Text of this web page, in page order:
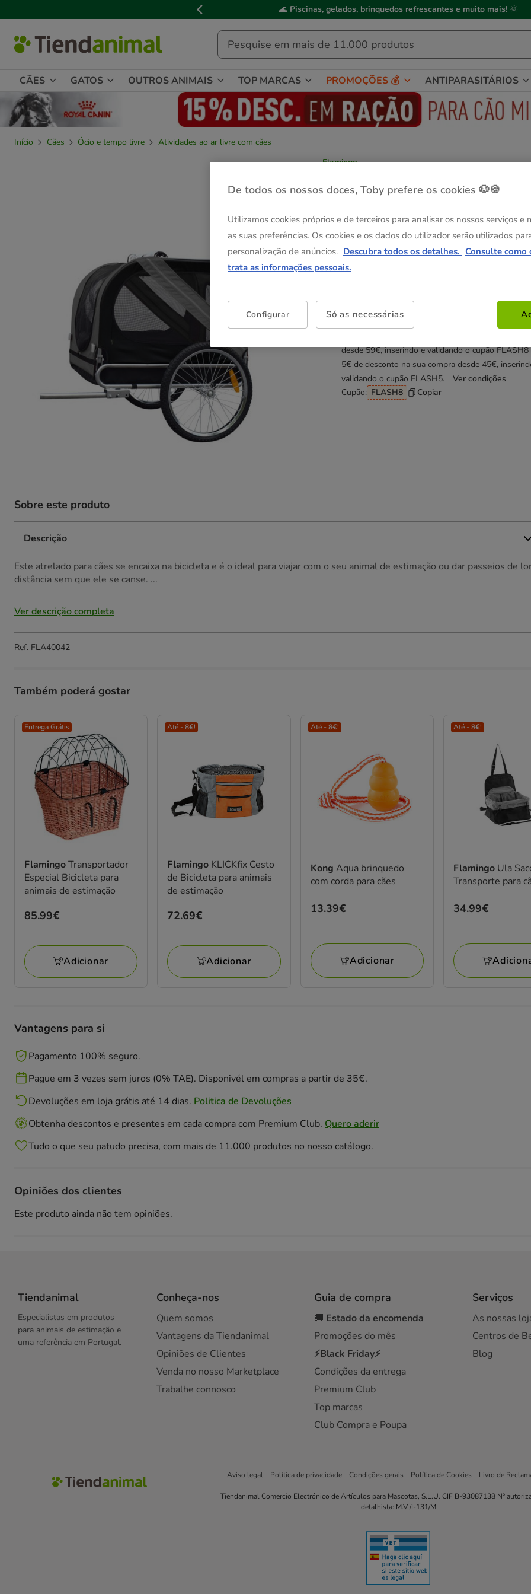
de
mensagem,
🌊 Piscinas, gelados, brinquedos refrescantes e muito mais! 🌞
CÃES GATOS OUTROS ANIMAIS TOP MARCAS PROMOÇÕES 💰 ANTIPARASITÁRIOS
Início Cães Ócio e tempo livre
Atividades ao ar livre com cães
Flamingo
bicicleta para cães
80 x 57 x 64 cm Guia de
80 x 57 x 64 cm
181.99€
Não perca esta promoção
desde 59€, inserindo e validando o cupão FLASH8
5€ de desconto na sua compra desde 45€,
validando o cupão FLASH5.
Ver condições
Cupão: FLASH8 Copiar
Sobre este produto
Descrição
Este atrelado para cães se encaixa na bicicleta e é o ideal para viajar com o seu animal de estimação ou dar passeios de
distância sem que ele se canse. ...
Ver descrição completa
Ref. FLA40042
Também poderá gostar
Entrega Grátis
FlamingoTransportador
Especial Bicicleta para
animais de estimação
Preço
85.99€
Adicionar
Até - 8€!
Flamingo KLICKfix Cesto
de Bicicleta para animais
de estimação
Preço
72.69€
Adicionar
Até - 8€!
Kong Aqua brinquedo
com corda para cães
Preço
13.39€
Adicionar
Até - 8€!
Flamingo Ula
Transporte para
Preço
34.99€
Vantagens para si
Pagamento 100% seguro.
Pague em 3 vezes sem juros (0% TAE). Disponivél em compras a partir de 35€.
Devoluções em loja grátis até 14 dias. Politica de Devoluções
Obtenha descontos e presentes em cada compra com Premium Club. Quero aderir
Tudo o que seu patudo precisa, com mais de 11.000 produtos no nosso catálogo.
Opiniões dos clientes
Este produto ainda não tem opiniões.
Tiendanimal
Especialistas em produtos
para animais de estimação e
uma referência em Portugal.
Conheça-nos
Quem somos
Vantagens da Tiendanimal
Opiniões de Clientes
Venda no nosso Marketplace
Trabalhe connosco
Guia de compra
🚚 Estado da encomenda
Promoções do mês
⚡Black Friday⚡
Condições da entrega
Premium Club
Top marcas
Club Compra e Poupa
Serviços
As nossas
Centros de
Blog
Aviso legal Política de privacidade Condições gerais Política de Cookies Livro de
Tiendanimal Comercio Electrónico de Artículos para Mascotas, S.L.U. CIF B-93087138 Nº
detalhista: M.V./I-131/M
De todos os nossos doces, Toby prefere os cookies 🐶🍪
Utilizamos cookies próprios e de terceiros para analisar os nossos serviços e
as suas preferências. Os cookies e os dados do utilizador serão utilizados
personalização de anúncios. Descubra todos os detalhes. Consulte como
trata as informações pessoais.
Configurar Só as necessárias